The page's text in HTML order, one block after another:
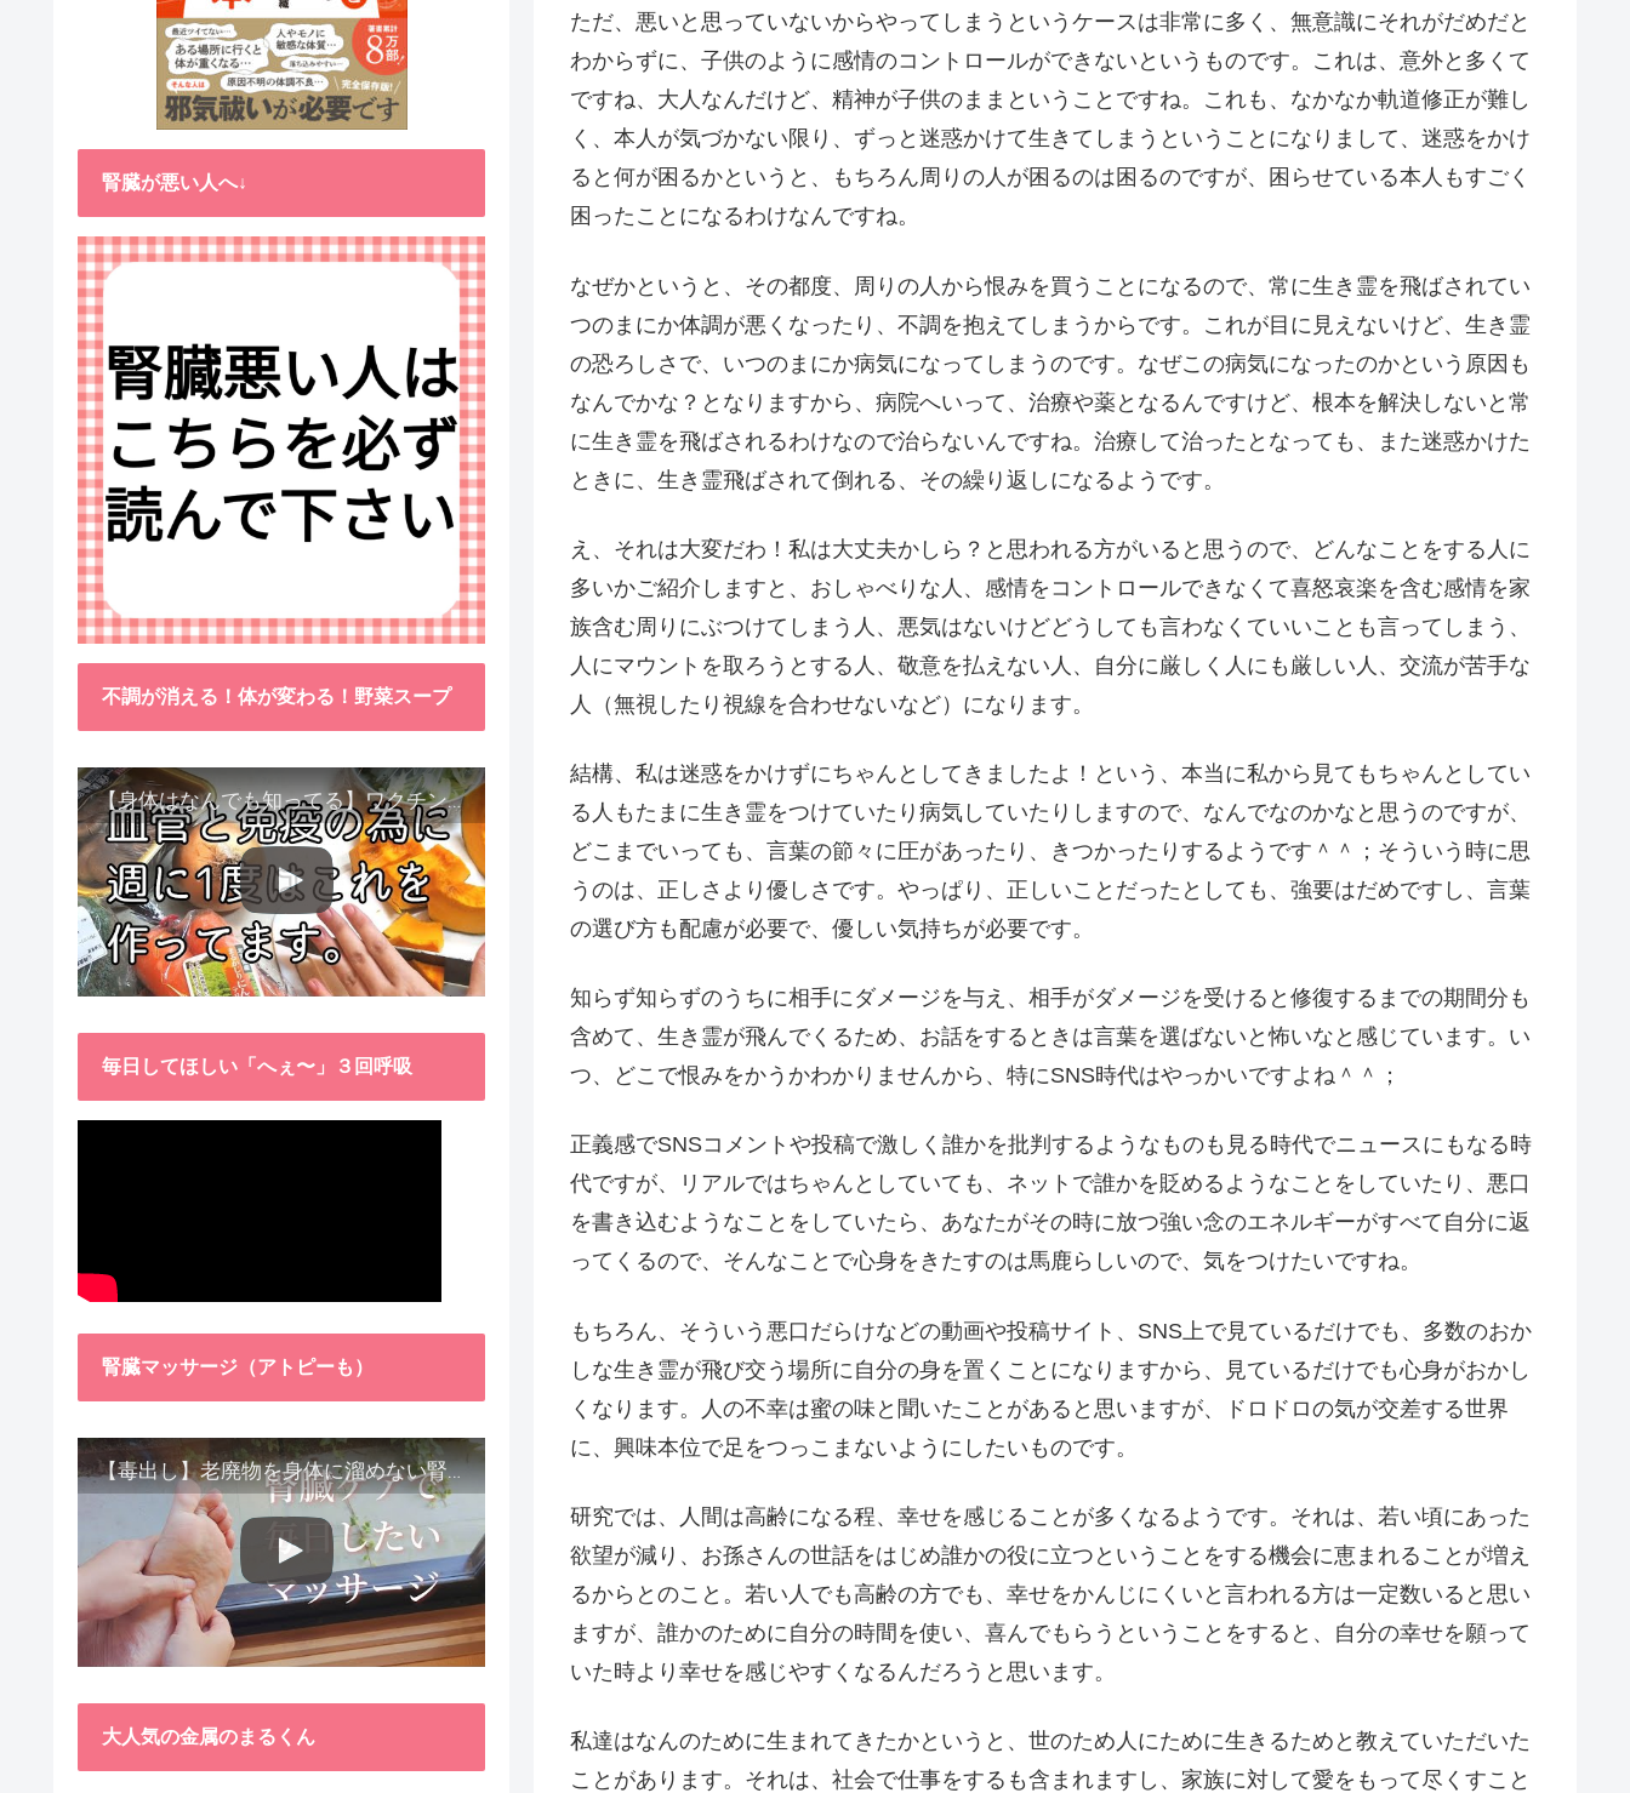
ただ、悪いと思っていないからやってしまうというケースは非常に多く、無意識にそれがだめだと
わからずに、子供のように感情のコントロールができないというものです。これは、意外と多くて
ですね、大人なんだけど、精神が子供のままということですね。これも、なかなか軌道修正が難し
く、本人が気づかない限り、ずっと迷惑かけて生きてしまうということになりまして、迷惑をかけ
ると何が困るかというと、もちろん周りの人が困るのは困るのですが、困らせている本人もすごく
困ったことになるわけなんですね。
なぜかというと、その都度、周りの人から恨みを買うことになるので、常に生き霊を飛ばされてい
つのまにか体調が悪くなったり、不調を抱えてしまうからです。これが目に見えないけど、生き霊
の恐ろしさで、いつのまにか病気になってしまうのです。なぜこの病気になったのかという原因も
なんでかな？となりますから、病院へいって、治療や薬となるんですけど、根本を解決しないと常
に生き霊を飛ばされるわけなので治らないんですね。治療して治ったとなっても、また迷惑かけた
ときに、生き霊飛ばされて倒れる、その繰り返しになるようです。
え、それは大変だわ！私は大丈夫かしら？と思われる方がいると思うので、どんなことをする人に
多いかご紹介しますと、おしゃべりな人、感情をコントロールできなくて喜怒哀楽を含む感情を家
族含む周りにぶつけてしまう人、悪気はないけどどうしても言わなくていいことも言ってしまう、
人にマウントを取ろうとする人、敬意を払えない人、自分に厳しく人にも厳しい人、交流が苦手な
人（無視したり視線を合わせないなど）になります。
結構、私は迷惑をかけずにちゃんとしてきましたよ！という、本当に私から見てもちゃんとしてい
る人もたまに生き霊をつけていたり病気していたりしますので、なんでなのかなと思うのですが、
どこまでいっても、言葉の節々に圧があったり、きつかったりするようです＾＾；そういう時に思
うのは、正しさより優しさです。やっぱり、正しいことだったとしても、強要はだめですし、言葉
の選び方も配慮が必要で、優しい気持ちが必要です。
知らず知らずのうちに相手にダメージを与え、相手がダメージを受けると修復するまでの期間分も
含めて、生き霊が飛んでくるため、お話をするときは言葉を選ばないと怖いなと感じています。い
つ、どこで恨みをかうかわかりませんから、特にSNS時代はやっかいですよね＾＾；
正義感でSNSコメントや投稿で激しく誰かを批判するようなものも見る時代でニュースにもなる時
代ですが、リアルではちゃんとしていても、ネットで誰かを貶めるようなことをしていたり、悪口
を書き込むようなことをしていたら、あなたがその時に放つ強い念のエネルギーがすべて自分に返
ってくるので、そんなことで心身をきたすのは馬鹿らしいので、気をつけたいですね。
もちろん、そういう悪口だらけなどの動画や投稿サイト、SNS上で見ているだけでも、多数のおか
しな生き霊が飛び交う場所に自分の身を置くことになりますから、見ているだけでも心身がおかし
くなります。人の不幸は蜜の味と聞いたことがあると思いますが、ドロドロの気が交差する世界
に、興味本位で足をつっこまないようにしたいものです。
研究では、人間は高齢になる程、幸せを感じることが多くなるようです。それは、若い頃にあった
欲望が減り、お孫さんの世話をはじめ誰かの役に立つということをする機会に恵まれることが増え
るからとのこと。若い人でも高齢の方でも、幸せをかんじにくいと言われる方は一定数いると思い
ますが、誰かのために自分の時間を使い、喜んでもらうということをすると、自分の幸せを願って
いた時より幸せを感じやすくなるんだろうと思います。
私達はなんのために生まれてきたかというと、世のため人にために生きるためと教えていただいた
ことがあります。それは、社会で仕事をするも含まれますし、家族に対して愛をもって尽くすこと
腎臓が悪い人へ↓
不調が消える！体が変わる！野菜スープ
【身体はなんでも知ってる】ワクチン接種後、異常に食べたくなった野菜が細胞回復に貢献してくれました。
毎日してほしい「へぇ〜」３回呼吸
腎臓マッサージ（アトピーも）
【毒出し】老廃物を身体に溜めない腎臓ケア４種をご紹介します。
大人気の金属のまるくん